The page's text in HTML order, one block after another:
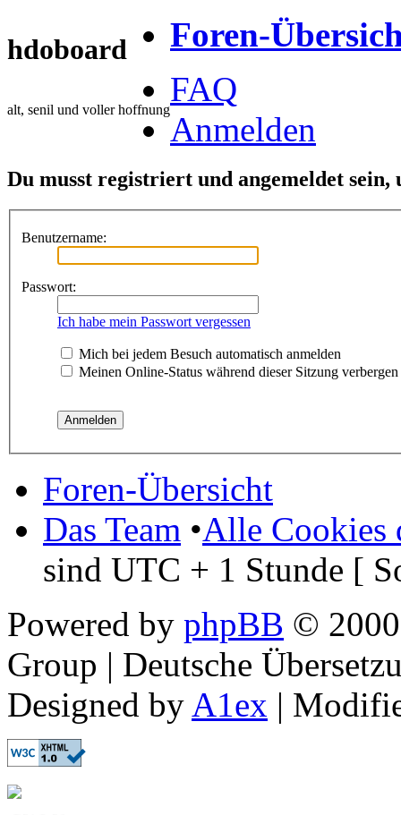
hdoboard
alt, senil und voller hoffnung
Foren-
FAQ
Anmelden
Du musst registriert und angemeldet sein,
Benutzername:
Passwort:
Ich habe mein Passwort vergessen
Mich bei jedem Besuch automatisch anmelden
Meinen Online-Status während dieser Sitzung verbergen
Foren-Übersicht
Das Team •Alle Cookies
sind UTC + 1 Stunde [
Powered by phpBB ©
Group | Deutsche
Designed by A1ex |